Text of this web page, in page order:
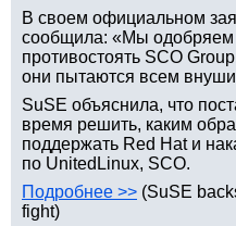
В своем официальном
сообщила: «Мы одобряем
противостоять SCO
они пытаются всем
SuSE объяснила, что
время решить, каким
поддержать Red Hat и
по UnitedLinux, SCO.
Подробнее >> (SuSE
fight)